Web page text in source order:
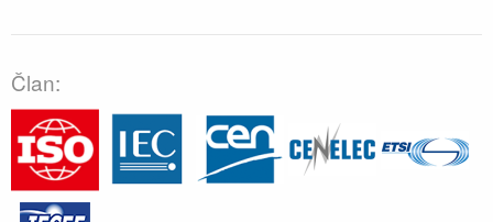
Član: